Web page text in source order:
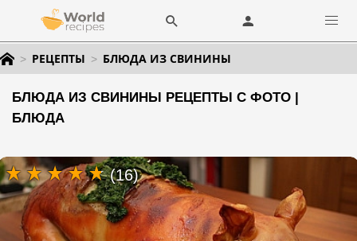
РЕЦЕПТЫ БЛЮДА ИЗ СВИНИНЫ
БЛЮДА ИЗ СВИНИНЫ РЕЦЕПТЫ С ФОТО |
БЛЮДА
(16)